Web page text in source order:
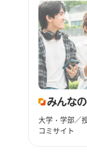
大学・学部／
コミサイト